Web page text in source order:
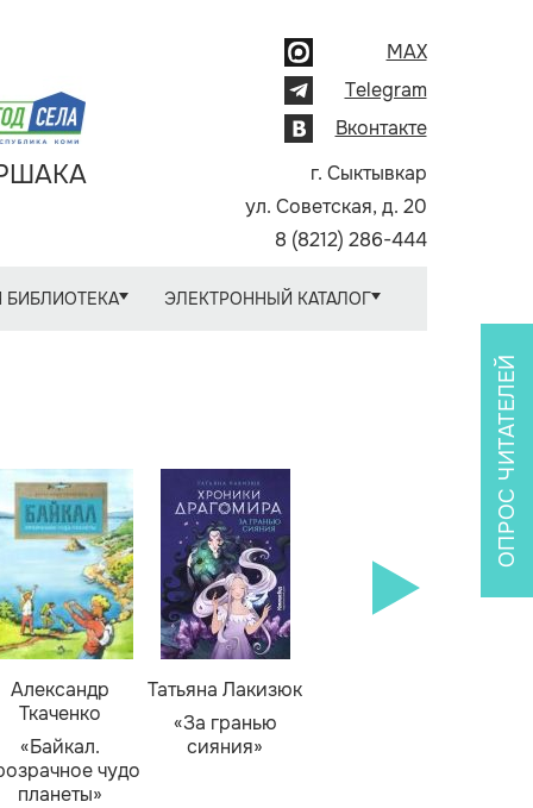
MAX
Telegram
Вконтакте
г. Сыктывкар
ул. Советская, д. 20
8 (8212) 286-444
БИБЛИОТЕКА ЭЛЕКТРОННЫЙ КАТАЛОГ
Александр
Ткаченко
«Байкал.
чудо
планеты»
Татьяна Лакизюк
«За гранью
сияния»
ОПРОС ЧИТАТЕЛЕЙ